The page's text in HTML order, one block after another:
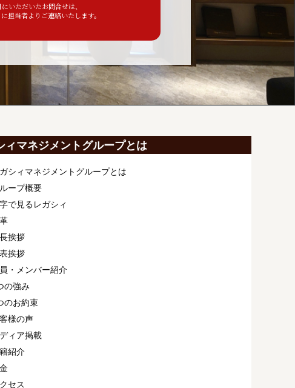
いただいたお問合せは、
担当者よりご連絡いたします。
ィマネジメントグループとは
シィマネジメントグループとは
ープ概要
で見るレガシィ
挨拶
挨拶
・メンバー紹介
の強み
のお約束
様の声
ィア掲載
紹介
セス